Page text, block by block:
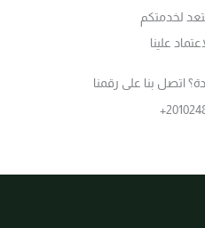
لخدمتكم
علينا
اتصل بنا على رقمنا